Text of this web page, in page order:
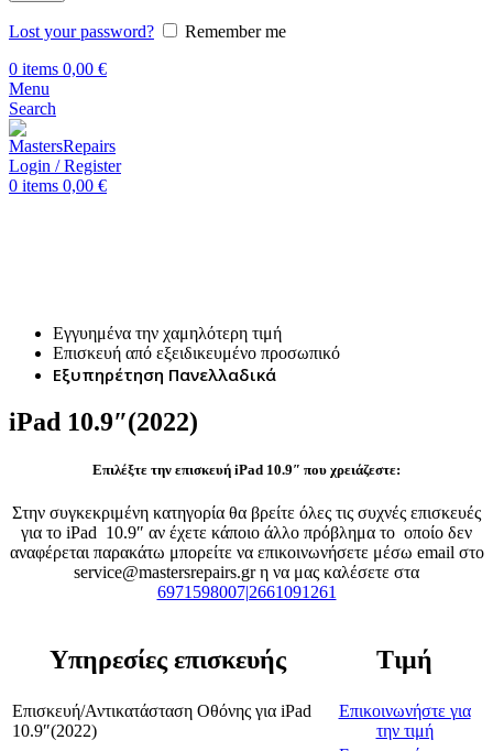
Lost your password?
Remember me
0 items 0,00 €
Menu
Search
Login / Register
0 items 0,00 €
Εγγυημένα την χαμηλότερη τιμή
Επισκευή από εξειδικευμένο προσωπικό
Εξυπηρέτηση Πανελλαδικά
iPad 10.9″(2022)
Επιλέξτε την επισκευή iPad 10.9″ που χρειάζεστε:
Στην συγκεκριμένη κατηγορία θα βρείτε όλες τις συχνές επισκευές
για το iPad 10.9″ αν έχετε κάποιο άλλο πρόβλημα το οποίο δεν
αναφέρεται παρακάτω μπορείτε να επικοινωνήσετε μέσω email στο
service@mastersrepairs.gr η να μας καλέσετε στα
6971598007|2661091261
Υπηρεσίες επισκευής Τιμή
Επισκευή/Αντικατάσταση Οθόνης για iPad
10.9″(2022)
Επικοινωνήστε για
την τιμή